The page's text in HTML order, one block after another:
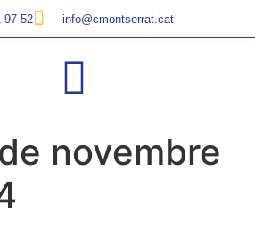
97 52 info@cmontserrat.cat
novembre